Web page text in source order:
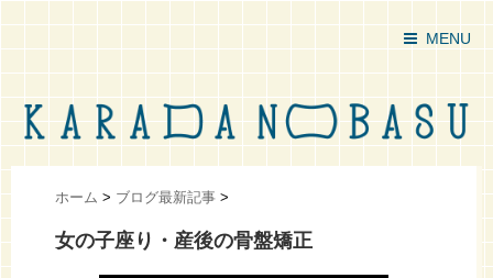
MENU
ホーム > ブログ最新記事 >
女の子座り・産後の骨盤矯正